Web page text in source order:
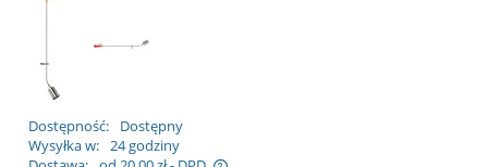
Dostępność:
Dostępny
Wysyłka w: 24 godziny